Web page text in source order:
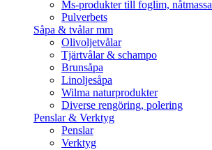
Ms-produkter till foglim, nåtmassa
Pulverbets
Såpa & tvålar mm
Olivoljetvålar
Tjärtvålar & schampo
Brunsåpa
Linoljesåpa
Wilma naturprodukter
Diverse rengöring, polering
Penslar & Verktyg
Penslar
Verktyg